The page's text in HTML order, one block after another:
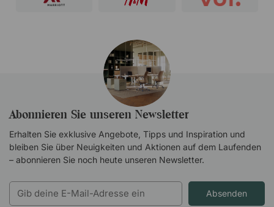
Abonnieren Sie unseren Newsletter
Erhalten Sie exklusive Angebote, Tipps und Inspiration und
bleiben Sie über Neuigkeiten und Aktionen auf dem Laufenden
– abonnieren Sie noch heute unseren Newsletter.
Absenden